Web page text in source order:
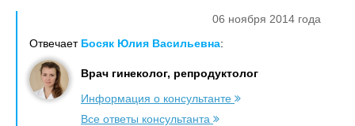
06 ноября 2014 года
Отвечает Босяк Юлия Васильевна:
Врач гинеколог, репродуктолог
Информация о консультанте
Все ответы консультанта